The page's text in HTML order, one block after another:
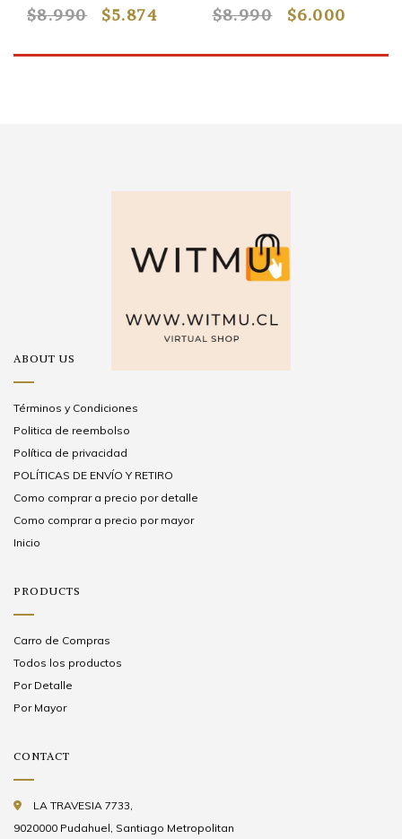
$8.990 $5.874 $8.990 $6.000
ABOUT US
Términos y Condiciones
Politica de reembolso
Política de privacidad
POLÍTICAS DE ENVÍO Y RETIRO
Como comprar a precio por detalle
Como comprar a precio por mayor
Inicio
PRODUCTS
Carro de Compras
Todos los productos
Por Detalle
Por Mayor
CONTACT
LA TRAVESIA 7733,
9020000 Pudahuel, Santiago Metropolitan